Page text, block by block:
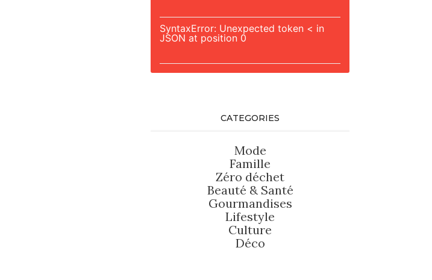
SyntaxError: Unexpected token < in
JSON at position 0
CATEGORIES
Mode
Famille
Zéro déchet
Beauté & Santé
Gourmandises
Lifestyle
Culture
Déco